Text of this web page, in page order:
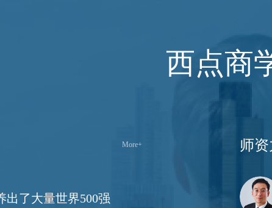
西点商
More+
出了大量世界500强
师